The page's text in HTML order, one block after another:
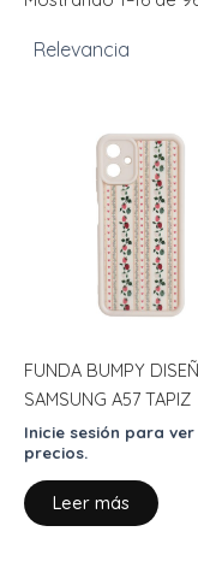
FUNDA BUMPY
SAMSUNG A57 TAPIZ
Inicie sesión para
precios.
Leer más